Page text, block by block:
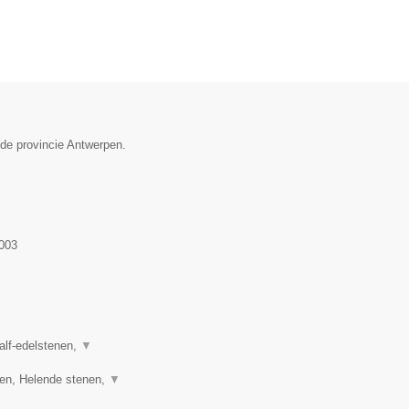
provincie Antwerpen.
edelstenen, ▼
Helende stenen, ▼